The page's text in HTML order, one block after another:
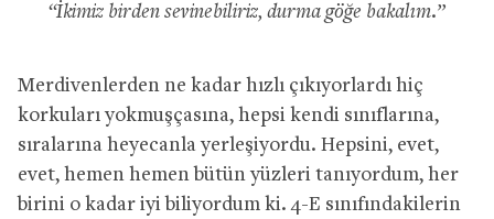
“İkimiz birden sevinebiliriz, durma göğe bakalım.”
Merdivenlerden ne kadar hızlı çıkıyorlardı hiç
korkuları yokmuşçasına, hepsi kendi sınıflarına,
sıralarına heyecanla yerleşiyordu. Hepsini, evet,
evet, hemen hemen bütün yüzleri tanıyordum, her
birini o kadar iyi biliyordum ki. 4-E sınıfındakilerin